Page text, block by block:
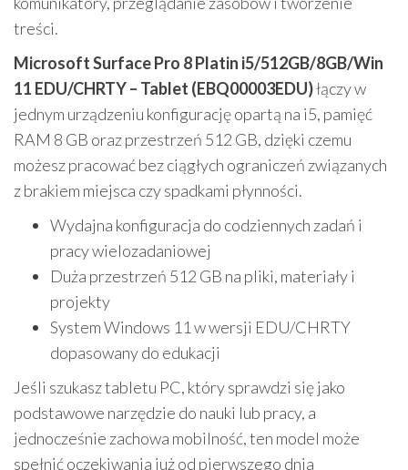
treści.
Microsoft Surface Pro 8 Platin i5/512GB/8GB/Win
11 EDU/CHRTY – Tablet (EBQ00003EDU)łączy w
jednym urządzeniu konfigurację opartą na i5, pamięć
RAM 8 GB oraz przestrzeń 512 GB, dzięki czemu
możesz pracować bez ciągłych ograniczeń związanych
z brakiem miejsca czy spadkami płynności.
Wydajna konfiguracja do codziennych zadań i
pracy wielozadaniowej
Duża przestrzeń 512 GB na pliki, materiały i
projekty
System Windows 11 w wersji EDU/CHRTY
dopasowany do edukacji
Jeśli szukasz tabletu PC, który sprawdzi się jako
podstawowe narzędzie do nauki lub pracy, a
jednocześnie zachowa mobilność, ten model może
spełnić oczekiwania już od pierwszego dnia